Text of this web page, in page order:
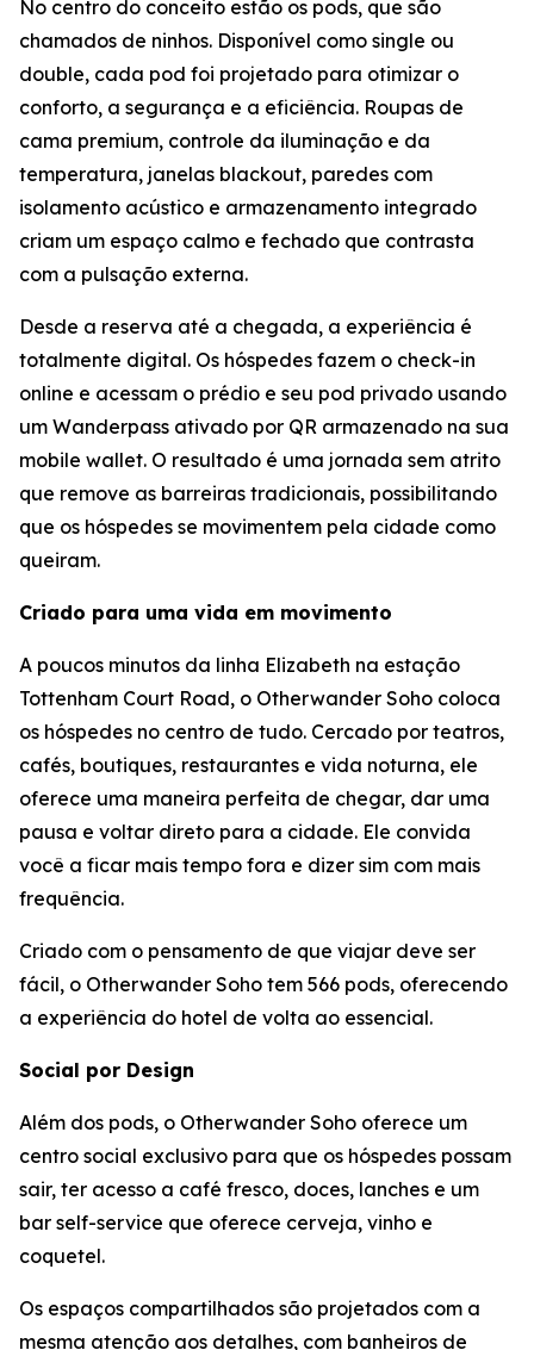
No centro do conceito estão os pods, que são
chamados de ninhos. Disponível como single ou
double, cada pod foi projetado para otimizar o
conforto, a segurança e a eficiência. Roupas de
cama premium, controle da iluminação e da
temperatura, janelas blackout, paredes com
isolamento acústico e armazenamento integrado
criam um espaço calmo e fechado que contrasta
com a pulsação externa.
Desde a reserva até a chegada, a experiência é
totalmente digital. Os hóspedes fazem o check-in
online e acessam o prédio e seu pod privado usando
um Wanderpass ativado por QR armazenado na sua
mobile wallet. O resultado é uma jornada sem atrito
que remove as barreiras tradicionais, possibilitando
que os hóspedes se movimentem pela cidade como
queiram.
Criado para uma vida em movimento
A poucos minutos da linha Elizabeth na estação
Tottenham Court Road, o Otherwander Soho coloca
os hóspedes no centro de tudo. Cercado por teatros,
cafés, boutiques, restaurantes e vida noturna, ele
oferece uma maneira perfeita de chegar, dar uma
pausa e voltar direto para a cidade. Ele convida
você a ficar mais tempo fora e dizer sim com mais
frequência.
Criado com o pensamento de que viajar deve ser
fácil, o Otherwander Soho tem 566 pods, oferecendo
a experiência do hotel de volta ao essencial.
Social por Design
Além dos pods, o Otherwander Soho oferece um
centro social exclusivo para que os hóspedes possam
sair, ter acesso a café fresco, doces, lanches e um
bar self-service que oferece cerveja, vinho e
coquetel.
Os espaços compartilhados são projetados com a
mesma atenção aos detalhes, com banheiros de